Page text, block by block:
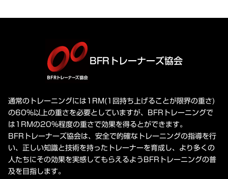
BFRトレーナーズ協会
通常のトレーニングには1RM(1回持ち上げることが限界の重さ)
の60%以上の重さを必要としていますが、BFRトレーニングで
は1RMの20%程度の重さで効果を得るとができます。
BFRトレーナーズ協会は、安全で的確なトレーニングの指導を行
い、正しい知識と技術を持ったトレーナーを育成し、より多くの
人たちにその効果を実感してもらえるようBFRトレーニングの普
及を目指します。